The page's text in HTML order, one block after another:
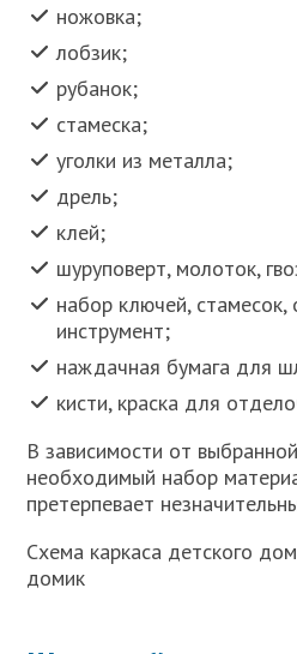
ножовка;
лобзик;
рубанок;
стамеска;
уголки из металла;
дрель;
клей;
шуруповерт, молоток,
набор ключей,
инструмент;
наждачная бумага для
кисти, краска для
В зависимости от
необходимый набор
претерпевает
Схема каркаса детского
домик